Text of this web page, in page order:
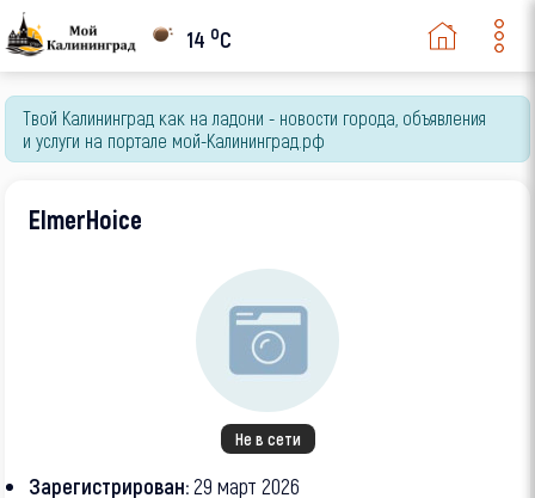
14 oC
Твой Калининград как на ладони - новости города, объявления
и услуги на портале мой-Калининград.рф
ElmerHoice
Не в сети
Зарегистрирован:29 март 2026